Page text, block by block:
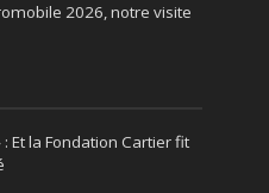
2026, notre visite
Et la Fondation Cartier fit